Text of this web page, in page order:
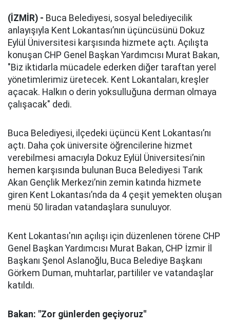
(İZMİR) - Buca Belediyesi, sosyal belediyecilik
anlayışıyla Kent Lokantası’nın üçüncüsünü Dokuz
Eylül Üniversitesi karşısında hizmete açtı. Açılışta
konuşan CHP Genel Başkan Yardımcısı Murat Bakan,
"Biz iktidarla mücadele ederken diğer taraftan yerel
yönetimlerimiz üretecek. Kent Lokantaları, kreşler
açacak. Halkın o derin yoksulluğuna derman olmaya
çalışacak" dedi.
Buca Belediyesi, ilçedeki üçüncü Kent Lokantası’nı
açtı. Daha çok üniversite öğrencilerine hizmet
verebilmesi amacıyla Dokuz Eylül Üniversitesi’nin
hemen karşısında bulunan Buca Belediyesi Tarık
Akan Gençlik Merkezi’nin zemin katında hizmete
giren Kent Lokantası’nda da 4 çeşit yemekten oluşan
menü 50 liradan vatandaşlara sunuluyor.
Kent Lokantası'nın açılışı için düzenlenen törene CHP
Genel Başkan Yardımcısı Murat Bakan, CHP İzmir İl
Başkanı Şenol Aslanoğlu, Buca Belediye Başkanı
Görkem Duman, muhtarlar, partililer ve vatandaşlar
katıldı.
Bakan: "Zor günlerden geçiyoruz"